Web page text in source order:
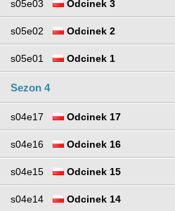
s05e03 Odcinek 3
s05e02 Odcinek 2
s05e01 Odcinek 1
Sezon 4
s04e17 Odcinek 17
s04e16 Odcinek 16
s04e15 Odcinek 15
s04e14 Odcinek 14